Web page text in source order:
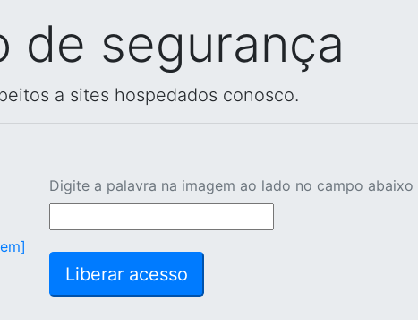
de segurança
a sites hospedados conosco.
Digite a palavra na imagem ao lado no campo abaixo